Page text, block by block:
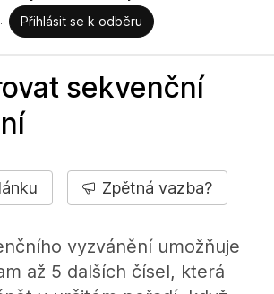
Přihlásit se k odběru
sekvenční
Zpětná vazba?
vyzvánění umožňuje
až 5 dalších čísel, která